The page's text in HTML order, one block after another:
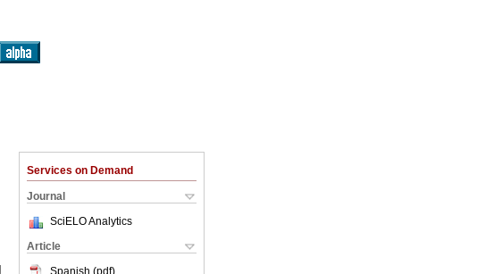
Services on Demand
Journal
SciELO Analytics
Article
Spanish (pdf)